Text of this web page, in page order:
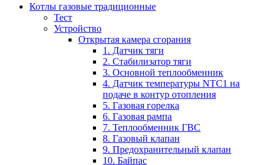
Котлы газовые традиционные
Тест
Устройство
Открытая камера сгорания
1. Датчик тяги
2. Стабилизатор тяги
3. Основной теплообменник
4. Датчик температуры NTC1 на
подаче в контур отопления
5. Газовая горелка
6. Газовая рампа
7. Теплообменник ГВС
8. Газовый клапан
9. Предохранительный клапан
10. Байпас